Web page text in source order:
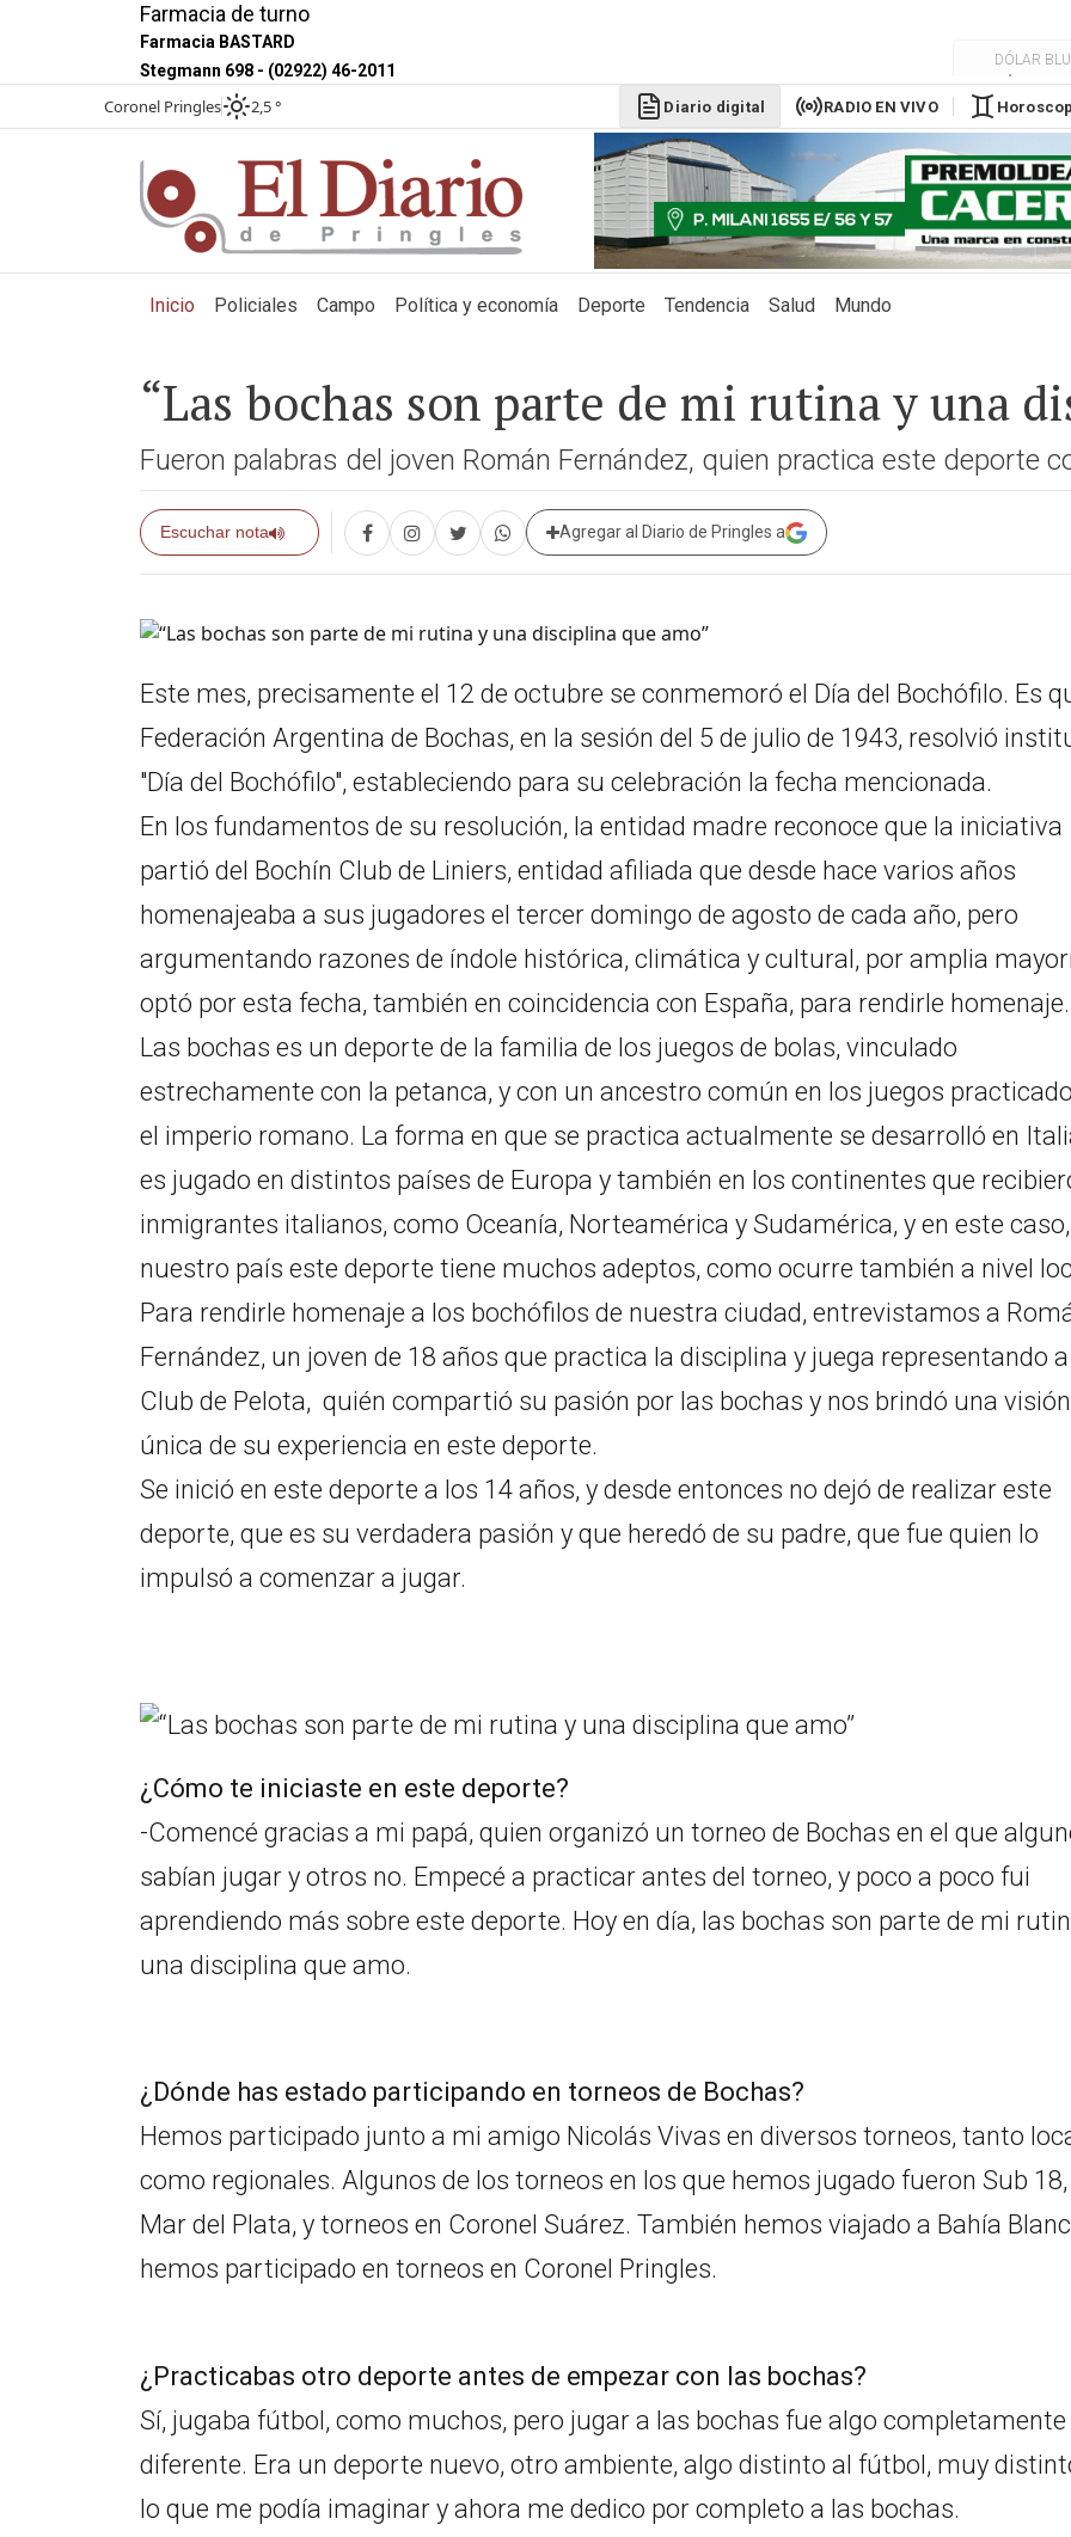
Farmacia de turno
Farmacia BASTARD
Stegmann 698 - (02922) 46-2011
$1525
Coronel Pringles 2,5 ° Diario digital RADIO EN VIVO
Inicio (current)
Policiales Campo Política y economía Deporte Tendencia Salud Mundo
“Las bochas son parte de mi rutina y una
Fueron palabras del joven Román Fernández, quien practica este deporte
Escuchar nota Agregar al Diario de Pringles a
Este mes, precisamente el 12 de octubre se conmemoró el Día del Bochófilo. Es
Federación Argentina de Bochas, en la sesión del 5 de julio de 1943, resolvió
"Día del Bochófilo", estableciendo para su celebración la fecha mencionada.
En los fundamentos de su resolución, la entidad madre reconoce que la iniciativa
partió del Bochín Club de Liniers, entidad afiliada que desde hace varios años
homenajeaba a sus jugadores el tercer domingo de agosto de cada año, pero
argumentando razones de índole histórica, climática y cultural, por amplia
optó por esta fecha, también en coincidencia con España, para rendirle homenaje.
Las bochas es un deporte de la familia de los juegos de bolas, vinculado
estrechamente con la petanca, y con un ancestro común en los juegos
el imperio romano. La forma en que se practica actualmente se desarrolló en
es jugado en distintos países de Europa y también en los continentes que
inmigrantes italianos, como Oceanía, Norteamérica y Sudamérica, y en este
nuestro país este deporte tiene muchos adeptos, como ocurre también a nivel
Para rendirle homenaje a los bochófilos de nuestra ciudad, entrevistamos a
Fernández, un joven de 18 años que practica la disciplina y juega representando a
Club de Pelota, quién compartió su pasión por las bochas y nos brindó una visión
única de su experiencia en este deporte.
Se inició en este deporte a los 14 años, y desde entonces no dejó de realizar este
deporte, que es su verdadera pasión y que heredó de su padre, que fue quien lo
impulsó a comenzar a jugar.
¿Cómo te iniciaste en este deporte?
-Comencé gracias a mi papá, quien organizó un torneo de Bochas en el que
sabían jugar y otros no. Empecé a practicar antes del torneo, y poco a poco fui
aprendiendo más sobre este deporte. Hoy en día, las bochas son parte de mi
una disciplina que amo.
¿Dónde has estado participando en torneos de Bochas?
Hemos participado junto a mi amigo Nicolás Vivas en diversos torneos, tanto
como regionales. Algunos de los torneos en los que hemos jugado fueron Sub 18,
Mar del Plata, y torneos en Coronel Suárez. También hemos viajado a Bahía
hemos participado en torneos en Coronel Pringles.
¿Practicabas otro deporte antes de empezar con las bochas?
Sí, jugaba fútbol, como muchos, pero jugar a las bochas fue algo completamente
diferente. Era un deporte nuevo, otro ambiente, algo distinto al fútbol, muy
lo que me podía imaginar y ahora me dedico por completo a las bochas.